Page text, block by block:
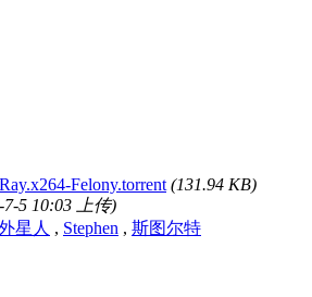
Felony.torrent (131.94 KB)
5 10:03 上传)
星人 , Stephen , 斯图尔特